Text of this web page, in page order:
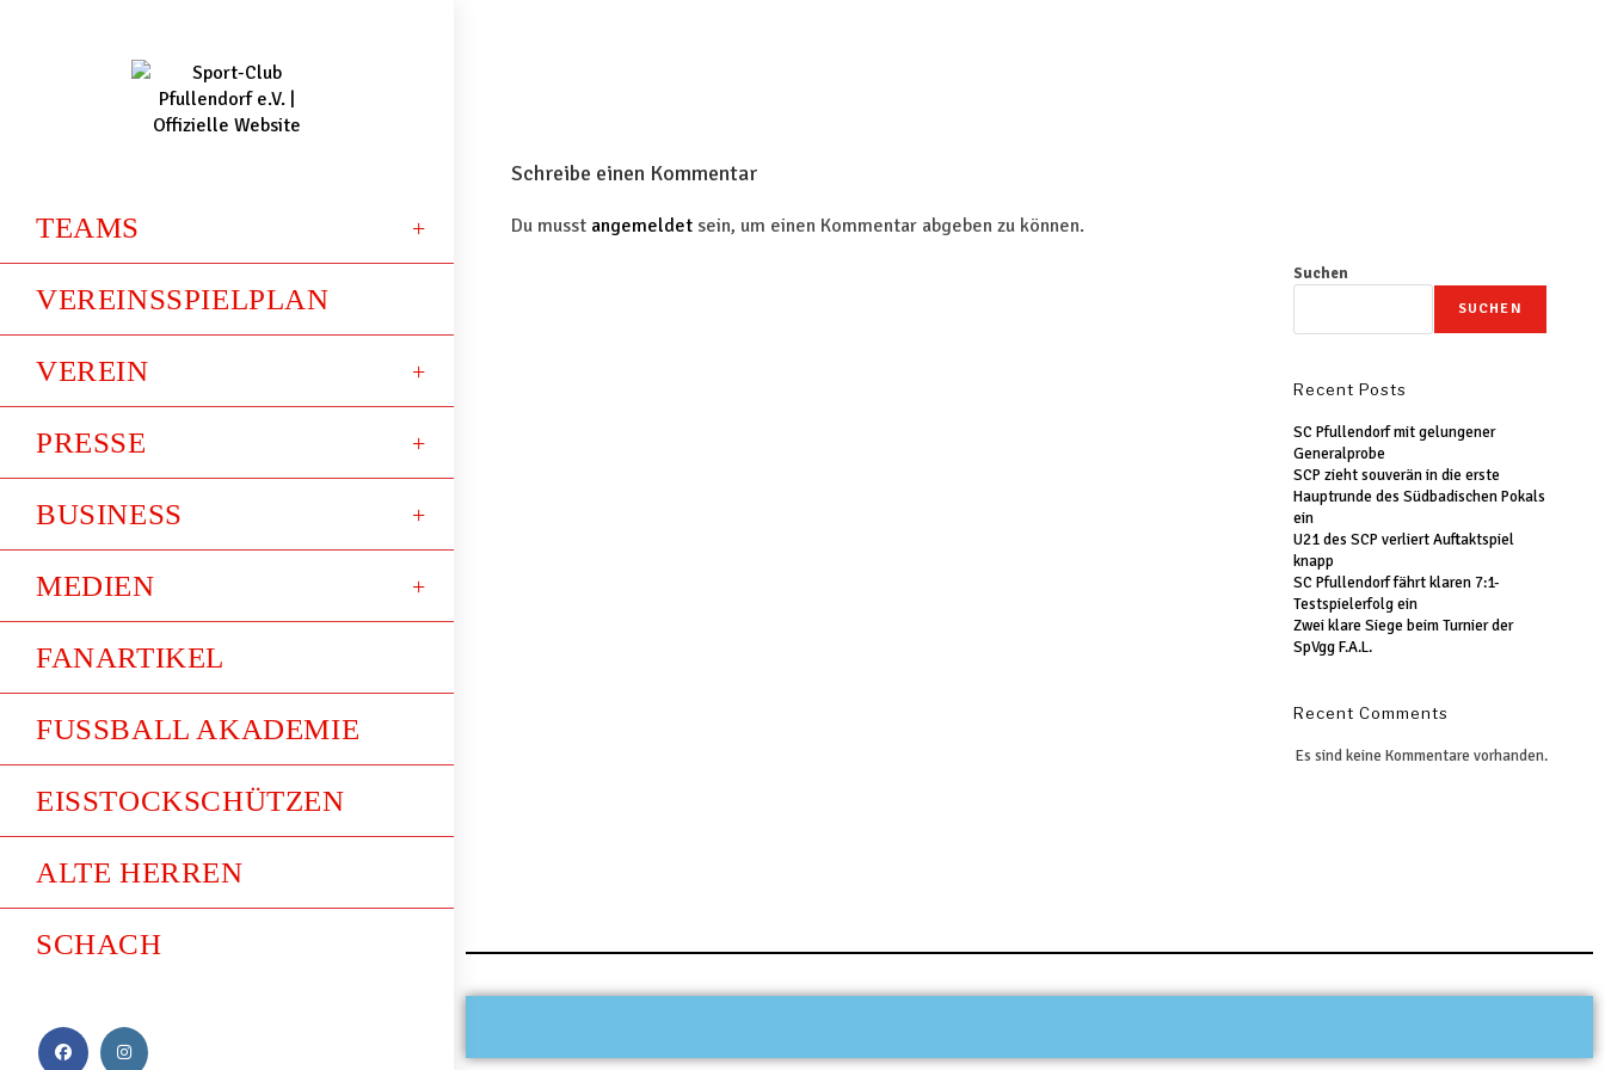
TEAMS
VEREINSSPIELPLAN
VEREIN
PRESSE
BUSINESS
MEDIEN
FANARTIKEL
FUSSBALL AKADEMIE
EISSTOCKSCHÜTZEN
ALTE HERREN
SCHACH
Schreibe einen Kommentar
Du musst angemeldet sein, um einen Kommentar abgeben zu können.
Suchen
SUCHEN
Recent Posts
SC Pfullendorf mit gelungener
Generalprobe
SCP zieht souverän in die erste
Hauptrunde des Südbadischen Pokals
ein
U21 des SCP verliert Auftaktspiel
knapp
SC Pfullendorf fährt klaren 7:1-
Testspielerfolg ein
Zwei klare Siege beim Turnier der
SpVgg F.A.L.
Recent Comments
Es sind keine Kommentare vorhanden.